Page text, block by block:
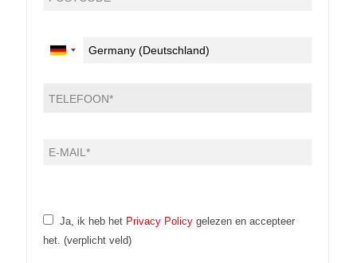
Ja, ik heb het Privacy Policygelezen en accepteer
het. (verplicht veld)